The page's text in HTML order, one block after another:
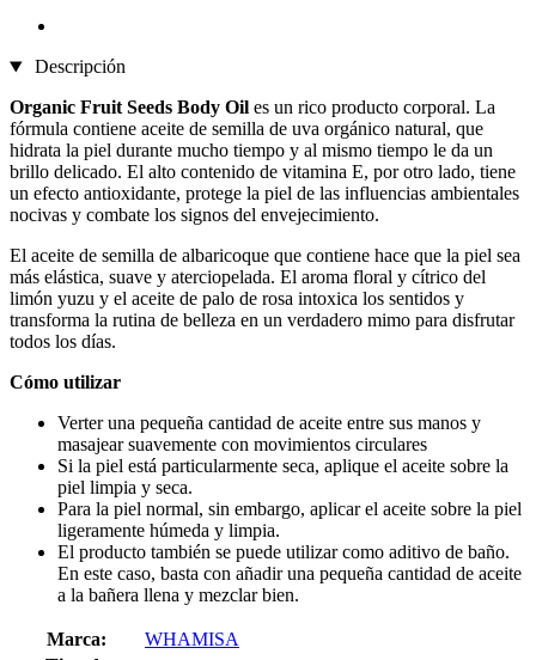
Descripción
Organic Fruit Seeds Body Oil es un rico producto corporal. La
fórmula contiene aceite de semilla de uva orgánico natural, que
hidrata la piel durante mucho tiempo y al mismo tiempo le da un
brillo delicado. El alto contenido de vitamina E, por otro lado, tiene
un efecto antioxidante, protege la piel de las influencias ambientales
nocivas y combate los signos del envejecimiento.
El aceite de semilla de albaricoque que contiene hace que la piel sea
más elástica, suave y aterciopelada. El aroma floral y cítrico del
limón yuzu y el aceite de palo de rosa intoxica los sentidos y
transforma la rutina de belleza en un verdadero mimo para disfrutar
todos los días.
Cómo utilizar
Verter una pequeña cantidad de aceite entre sus manos y
masajear suavemente con movimientos circulares
Si la piel está particularmente seca, aplique el aceite sobre la
piel limpia y seca.
Para la piel normal, sin embargo, aplicar el aceite sobre la piel
ligeramente húmeda y limpia.
El producto también se puede utilizar como aditivo de baño.
En este caso, basta con añadir una pequeña cantidad de aceite
a la bañera llena y mezclar bien.
Marca:
WHAMISA